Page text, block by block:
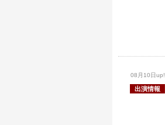
08月10日up!
出演情報